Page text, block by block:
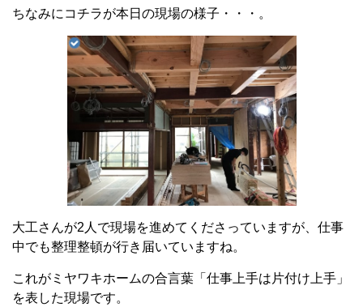
ちなみにコチラが本日の現場の様子・・・。
大工さんが2人で現場を進めてくださっていますが、仕事
中でも整理整頓が行き届いていますね。
これがミヤワキホームの合言葉「仕事上手は片付け上手」
を表した現場です。